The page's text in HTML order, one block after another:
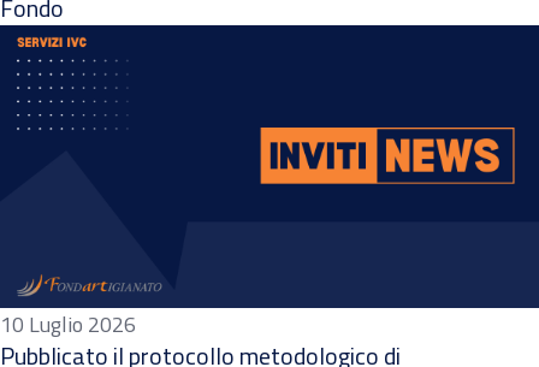
10 Luglio 2026
Pubblicato il protocollo metodologico di